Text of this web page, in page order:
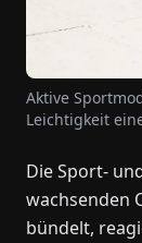
Aktive
Leichtigkeit
Die Sport-
wachsenden
bündelt,